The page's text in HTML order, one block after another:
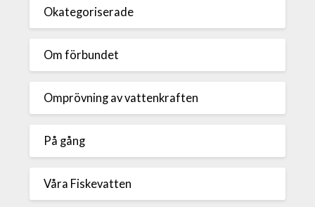
Okategoriserade
Om förbundet
Omprövning av vattenkraften
På gång
Våra Fiskevatten